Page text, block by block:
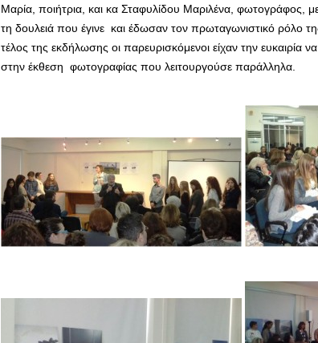
Μαρία, ποιήτρια, και κα Σταφυλίδου Μαριλένα, φωτογράφος,
τη δουλειά που έγινε και έδωσαν τον πρωταγωνιστικό ρόλο
τέλος της εκδήλωσης οι παρευρισκόμενοι είχαν την ευκαιρία
στην έκθεση φωτογραφίας που λειτουργούσε παράλληλα.